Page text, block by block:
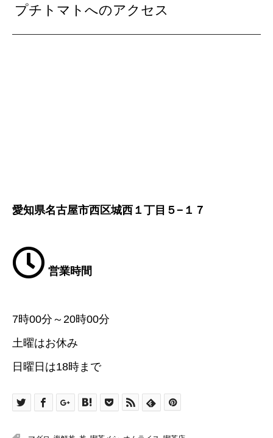
プチトマトへのアクセス
愛知県名古屋市西区城西１丁目５−１７
営業時間
7時00分～20時00分
土曜はお休み
日曜日は18時まで